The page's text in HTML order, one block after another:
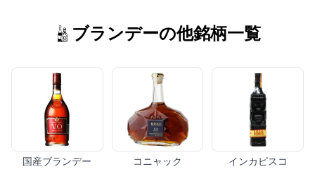
ブランデーの他銘柄一覧
国産ブランデー コニャック インカピスコ